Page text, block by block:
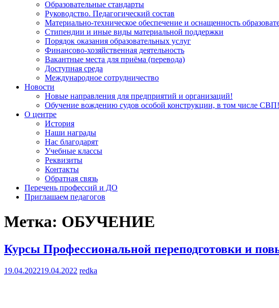
Образовательные стандарты
Руководство. Педагогический состав
Материально-техническое обеспечение и оснащенность
Стипендии и иные виды материальной поддержки
Порядок оказания образовательных услуг
Финансово-хозяйственная деятельность
Вакантные места для приёма (перевода)
Доступная среда
Международное сотрудничество
Новости
Новые направления для предприятий и организаций!
Обучение вождению судов особой конструкции, в том числе СВП!
О центре
История
Наши награды
Нас благодарят
Учебные классы
Реквизиты
Контакты
Обратная связь
Перечень профессий и ДО
Приглашаем педагогов
Метка: ОБУЧЕНИЕ
Курсы Профессиональной переподготовки и
19.04.202219.04.2022 redka